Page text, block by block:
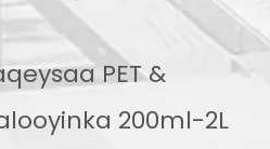
PET &
200ml-2L